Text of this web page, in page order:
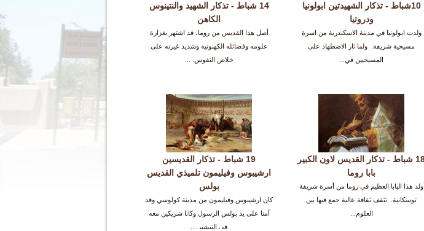
10شباط - تذكار الشهيدتين ابولونيا
ودروتيا
ولدت ابولونيا في مدينة الاسكندرية من اسرة
مسيحية شريفة. ولما ثار الاضطهاد على
المسيحيين في...
14 شباط - تذكار الشهيد والنتينوس
الكاهن
أصل هذا القديس من روما، قد اشتهر بغزارة
علومه وفضائله الكهنوتية وشديد غيرته على
خلاص النفوس. ...
18 شباط - تذكار القديس لاون الكبير
بابا روما
ولد هذا البابا العظيم في روما من أسرة شريفة
توسكانية. تثقف ثقافة عالية جمع فيها بين
العلوم...
19 شباط - تذكار القديسين
ارشيبوس وفيليمون تلميذي القديس
بولس
كان ارشيبوس وفيليمون من مدينة كولوسي وقد
آمنا على يد بولس الرسول وكانا شريكين معه
في التبشير....